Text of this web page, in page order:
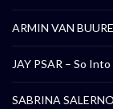
ARMIN VAN
JAY PSAR – So Into
SABRINA